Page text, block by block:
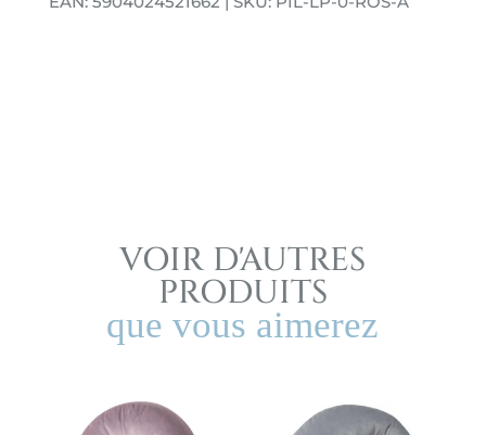
VOIR D'AUTRES
PRODUITS
que vous aimerez